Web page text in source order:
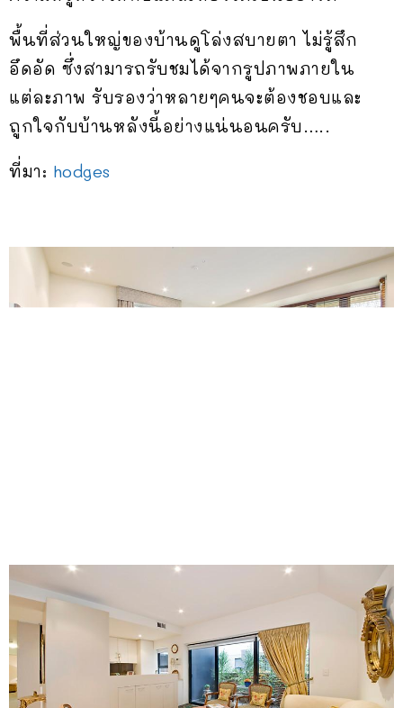
พื้นที่ส่วนใหญ่ของบ้านดูโล่งสบายตา ไม่รู้สึก
อึดอัด ซึ่งสามารถรับชมได้จากรูปภาพภายใน
แต่ละภาพ รับรองว่าหลายๆคนจะต้องชอบและ
ถูกใจกับบ้านหลังนี้อย่างแน่นอนครับ…..
ที่มา: hodges